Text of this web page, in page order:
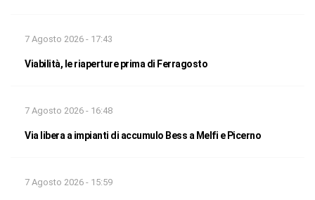
7 Agosto 2026 - 17:43
Viabilità, le riaperture prima di Ferragosto
7 Agosto 2026 - 16:48
Via libera a impianti di accumulo Bess a Melfi e Picerno
7 Agosto 2026 - 15:59